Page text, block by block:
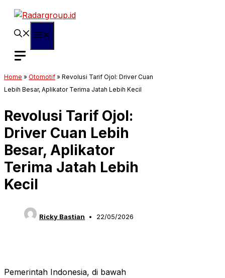
Langsung
Home » Otomotif » Revolusi Tarif Ojol: Driver Cuan
Lebih Besar, Aplikator Terima Jatah Lebih Kecil
Revolusi Tarif Ojol:
Driver Cuan Lebih
Besar, Aplikator
Terima Jatah Lebih
Kecil
Ricky Bastian 22/05/2026
Pemerintah Indonesia, di bawah